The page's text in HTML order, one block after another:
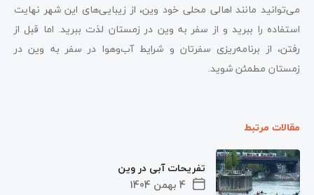
می‌توانید مانند اهالی محلی خود وین، از زیبایی‌های این شهر نهایت
استفاده را ببرید و از سفر‌ به وین در زمستان لذت ببرید. اما قبل از
رفتن، از برنامه‌ریزی سفرتان و شرایط آب‌و‌هوا در سفر به وین در
زمستان مطمئن شوید.
مقالات مرتبط
4 بهمن 1404
تفریحات آبی در وین